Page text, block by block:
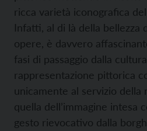
ricca varietà iconografica
Infatti, al di là della bellezza
opere, è davvero
fasi di passaggio dalla
rappresentazione pittorica
unicamente al servizio della
quella dell’immagine intesa
gesto rievocativo dalla